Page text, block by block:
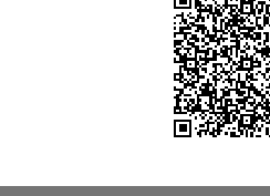
العربية